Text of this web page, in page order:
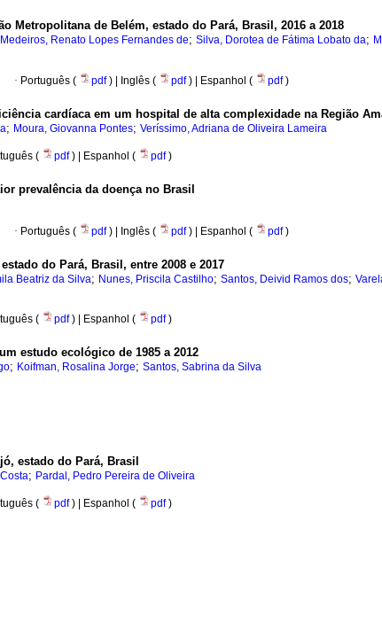
Metropolitana de Belém, estado do Pará, Brasil, 2016 a 2018
Medeiros, Renato Lopes Fernandes de; Silva, Dorotea de Fátima Lobato da;
· Português ( pdf) | Inglês ( pdf) | Espanhol ( pdf)
cardíaca em um hospital de alta complexidade na Região
; Moura, Giovanna Pontes; Veríssimo, Adriana de Oliveira Lameira
( pdf) | Espanhol ( pdf)
prevalência da doença no Brasil
· Português ( pdf) | Inglês ( pdf) | Espanhol ( pdf)
do Pará, Brasil, entre 2008 e 2017
Beatriz da Silva; Nunes, Priscila Castilho; Santos, Deivid Ramos dos;
( pdf) | Espanhol ( pdf)
estudo ecológico de 1985 a 2012
; Koifman, Rosalina Jorge; Santos, Sabrina da Silva
estado do Pará, Brasil
; Pardal, Pedro Pereira de Oliveira
( pdf) | Espanhol ( pdf)